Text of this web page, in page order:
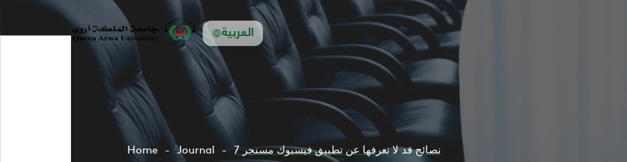
العربية
Home Journal 7 نصائح قد لا تعرفها عن تطبيق فيسبوك مسنجر